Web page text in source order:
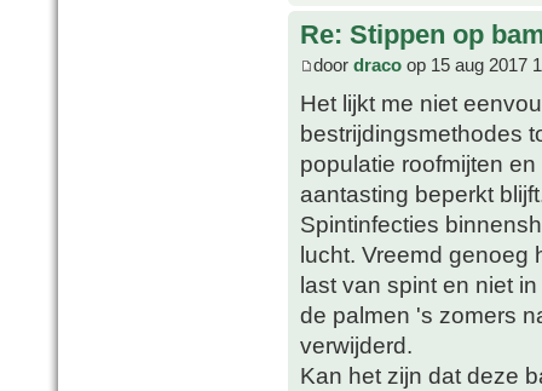
Re: Stippen op
door draco op 15 aug 2017
Het lijkt me niet
bestrijdingsmethodes
populatie roofmijten
aantasting beperkt
Spintinfecties
lucht. Vreemd genoeg
last van spint en niet
de palmen 's zomers
verwijderd.
Kan het zijn dat deze